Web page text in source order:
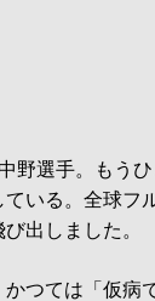
野選手。もうひ
ている。全球フ
出しました。
つては「仮病